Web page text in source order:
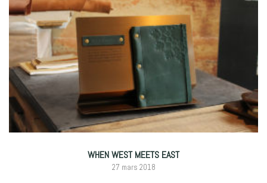
WHEN WEST MEETS EAST
27 mars 2018